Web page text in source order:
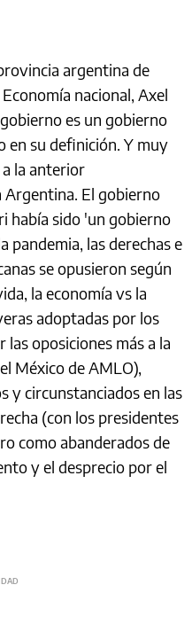
argentina de
nacional, Axel
es un gobierno
en su definición. Y muy
la anterior
Argentina. El gobierno
había sido 'un gobierno
pandemia, las derechas e
se opusieron según
la economía vs la
adoptadas por los
oposiciones más a la
México de AMLO),
y circunstanciados en las
(con los presidentes
como abanderados de
y el desprecio por el